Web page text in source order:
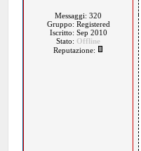
Messaggi: 320
Gruppo: Registered
Iscritto: Sep 2010
Stato: Offline
Reputazione: